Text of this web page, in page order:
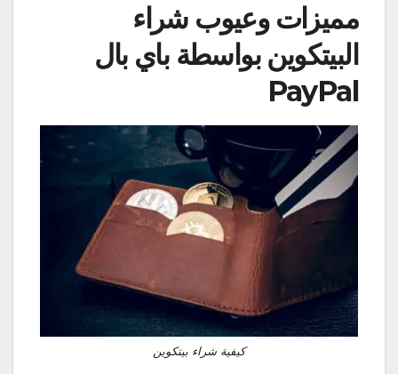
مميزات وعيوب شراء
البيتكوين بواسطة باي بال
PayPal
كيفية شراء بيتكوين